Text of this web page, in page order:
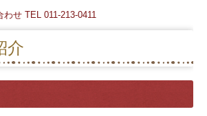
介